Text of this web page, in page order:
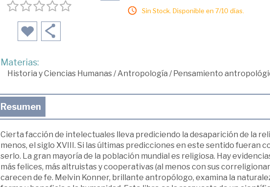
Sin Stock. Disponible en 7/10 días.
Materias:
Historia y Ciencias Humanas/Antropología /Pensamiento
Resumen
Cierta facción de intelectuales lleva prediciendo la desaparición de la
menos, el siglo XVIII. Si las últimas predicciones en este sentido fueran
serlo. La gran mayoría de la población mundial es religiosa. Hay
más felices, más altruistas y cooperativas (al menos con sus
carecen de fe. Melvin Konner, brillante antropólogo, examina la